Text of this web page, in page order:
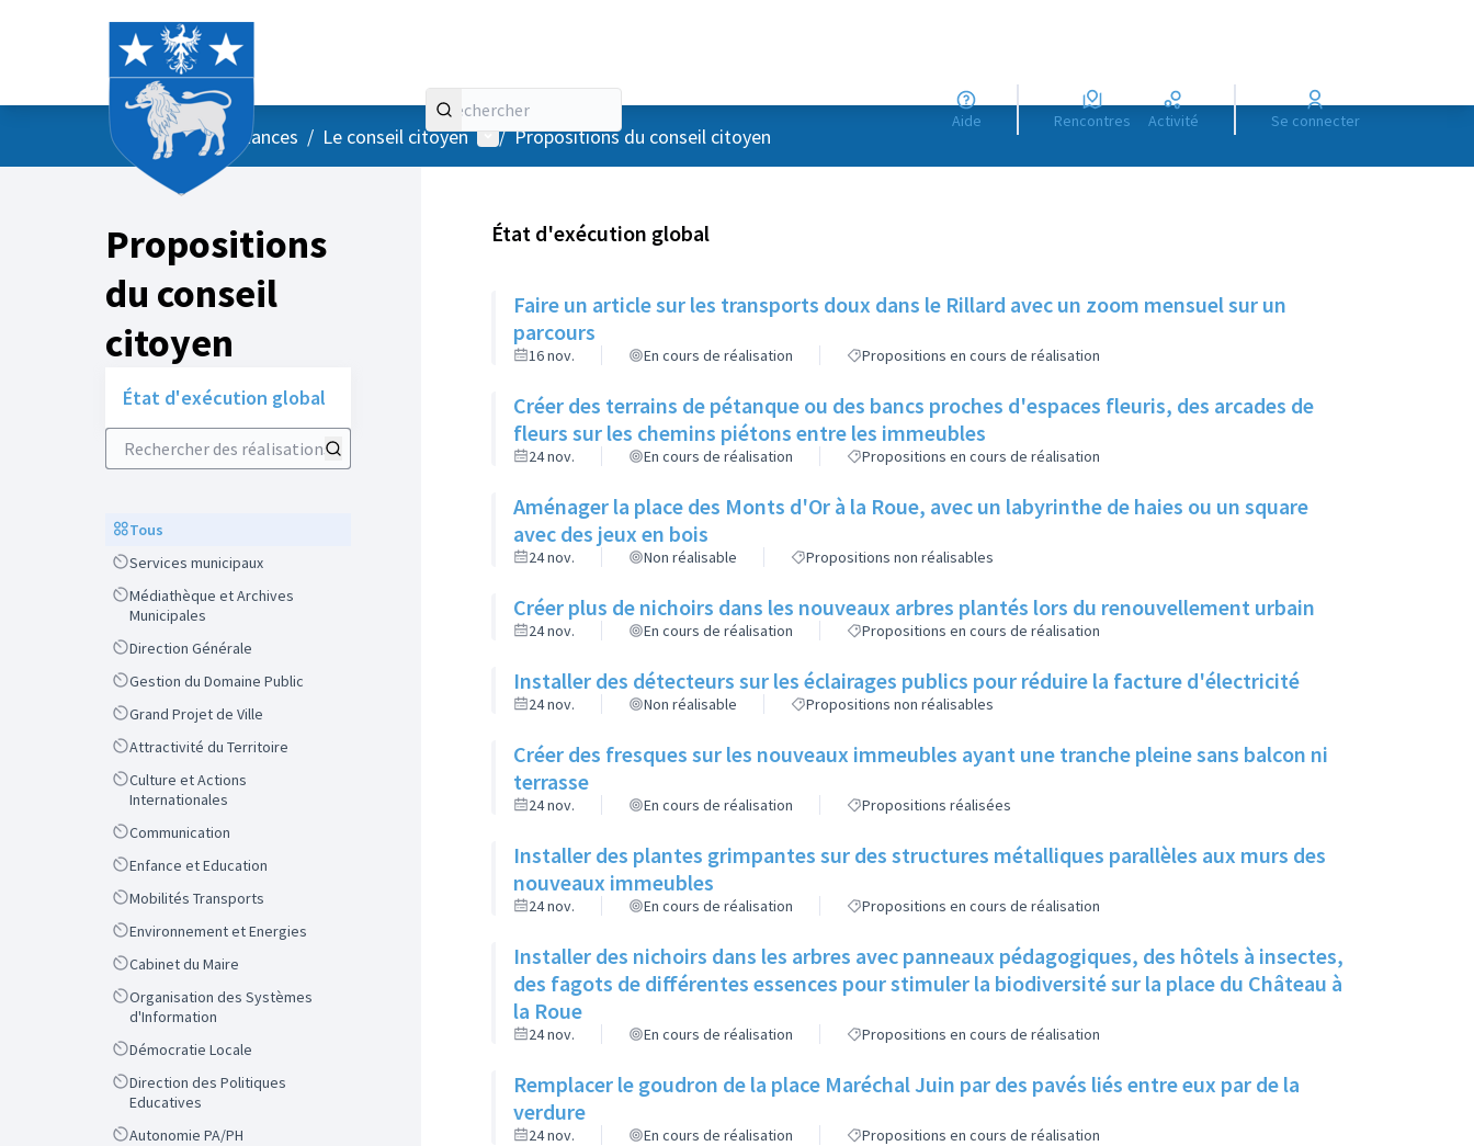
Aide Rencontres Activité Se connecter
AccueilMenu principal
/ Vos instances / Le conseil citoyen Menu utilisateur
/ Propositions du conseil citoyen
Propositions
du conseil
citoyen
État d'exécution global
Rechercher des réalisations
ScopeTous
ScopeServices municipaux
Scope
Médiathèque et Archives
Municipales
ScopeDirection Générale
ScopeGestion du Domaine Public
ScopeGrand Projet de Ville
ScopeAttractivité du Territoire
Scope
Culture et Actions
Internationales
ScopeCommunication
ScopeEnfance et Education
ScopeMobilités Transports
ScopeEnvironnement et Energies
ScopeCabinet du Maire
Scope
Organisation des Systèmes
d'Information
ScopeDémocratie Locale
Scope
Direction des Politiques
Educatives
ScopeAutonomie PA/PH
État d'exécution global
Faire un article sur les transports doux dans le Rillard avec un zoom mensuel sur un
parcours
16 nov. En cours de réalisation Propositions en cours de réalisation
Créer des terrains de pétanque ou des bancs proches d'espaces fleuris, des arcades de
fleurs sur les chemins piétons entre les immeubles
24 nov. En cours de réalisation Propositions en cours de réalisation
Aménager la place des Monts d'Or à la Roue, avec un labyrinthe de haies ou un square
avec des jeux en bois
24 nov. Non réalisable Propositions non réalisables
Créer plus de nichoirs dans les nouveaux arbres plantés lors du renouvellement urbain
24 nov. En cours de réalisation Propositions en cours de réalisation
Installer des détecteurs sur les éclairages publics pour réduire la facture d'électricité
24 nov. Non réalisable Propositions non réalisables
Créer des fresques sur les nouveaux immeubles ayant une tranche pleine sans balcon ni
terrasse
24 nov. En cours de réalisation Propositions réalisées
Installer des plantes grimpantes sur des structures métalliques parallèles aux murs des
nouveaux immeubles
24 nov. En cours de réalisation Propositions en cours de réalisation
Installer des nichoirs dans les arbres avec panneaux pédagogiques, des hôtels à insectes,
des fagots de différentes essences pour stimuler la biodiversité sur la place du Château à
la Roue
24 nov. En cours de réalisation Propositions en cours de réalisation
Remplacer le goudron de la place Maréchal Juin par des pavés liés entre eux par de la
verdure
24 nov. En cours de réalisation Propositions en cours de réalisation